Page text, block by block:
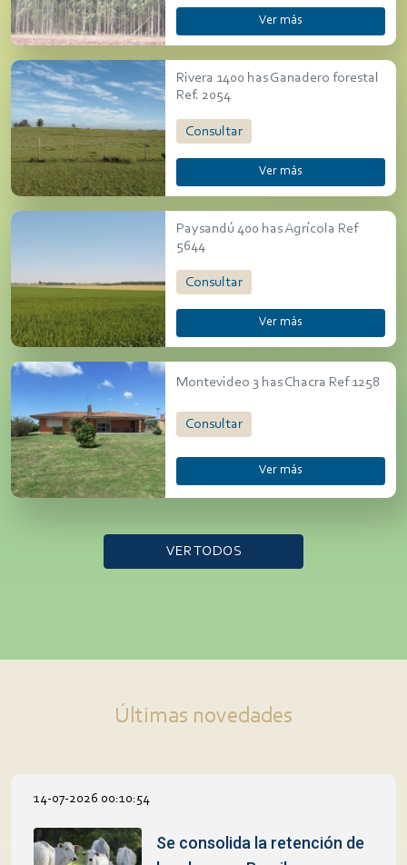
Ver más
Rivera 1400 has Ganadero forestal
Ref. 2054
Consultar
Ver más
Paysandú 400 has Agrícola Ref
5644
Consultar
Ver más
Montevideo 3 has Chacra Ref 1258
Consultar
Ver más
VER TODOS
Últimas novedades
14-07-2026 00:10:54
Se consolida la retención de